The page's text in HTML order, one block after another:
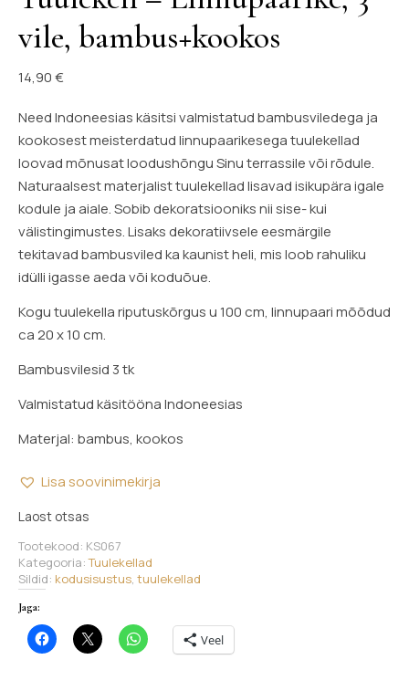
vile, bambus+kookos
14,90€
Need Indoneesias käsitsi valmistatud bambusviledega ja
kookosest meisterdatud linnupaarikesega tuulekellad
loovad mõnusat loodushõngu Sinu terrassile või rõdule.
Naturaalsest materjalist tuulekellad lisavad isikupära igale
kodule ja aiale. Sobib dekoratsiooniks nii sise- kui
välistingimustes. Lisaks dekoratiivsele eesmärgile
tekitavad bambusviled ka kaunist heli, mis loob rahuliku
idülli igasse aeda või koduõue.
Kogu tuulekella riputuskõrgus u 100 cm, linnupaari mõõdud
ca 20 x 10 cm.
Bambusvilesid 3 tk
Valmistatud käsitööna Indoneesias
Materjal: bambus, kookos
Lisa soovinimekirja
Laost otsas
Tootekood: KS067
Kategooria:Tuulekellad
Sildid: kodusisustus, tuulekellad
Jaga:
Veel